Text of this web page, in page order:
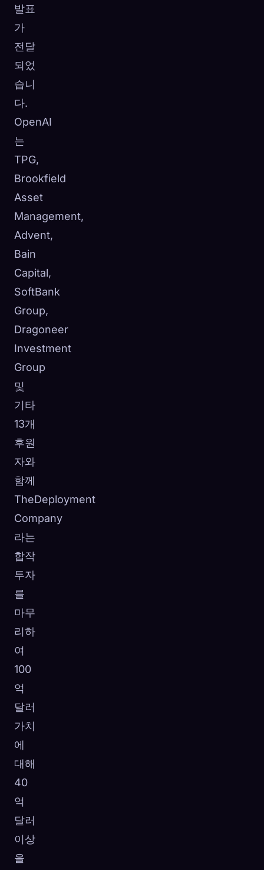
발표
가
전달
되었
습니
다.
OpenAI
는
TPG,
Brookfield
Asset
Management,
Advent,
Bain
Capital,
SoftBank
Group,
Dragoneer
Investment
Group
및
기타
13개
후원
자와
함께
TheDeployment
Company
라는
합작
투자
를
마무
리하
여
100
억
달러
가치
에
대해
40
억
달러
이상
을